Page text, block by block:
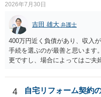
2026年7月30日
吉田 雄大 弁護士
400万円近く負債があり、収入
手続を選ぶのが最善と思います
更ですし、場合によってはご夫
4
自宅リフォーム契約